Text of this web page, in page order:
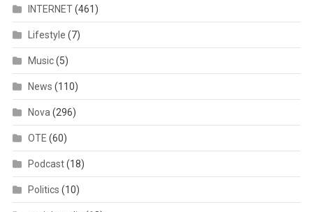
INTERNET(461)
Lifestyle (7)
Music(5)
News (110)
Nova(296)
OTE (60)
Podcast(18)
Politics (10)